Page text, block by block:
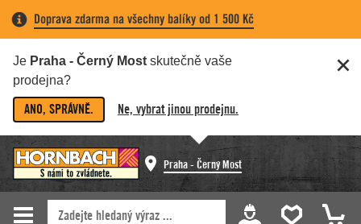
Doprava zdarma na všechny balíky od 1 500 Kč
Je Praha - Černý Most skutečně vaše
prodejna?
ANO, SPRÁVNĚ. Ne, vybrat jinou prodejnu.
Praha - Černý Most